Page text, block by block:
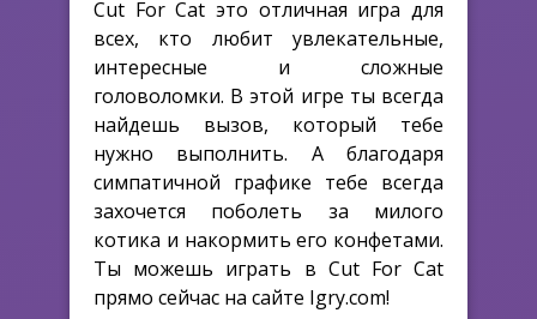
Cut For Cat это отличная игра для
всех, кто любит увлекательные,
интересные и сложные
головоломки. В этой игре ты всегда
найдешь вызов, который тебе
нужно выполнить. А благодаря
симпатичной графике тебе всегда
захочется поболеть за милого
котика и накормить его конфетами.
Ты можешь играть в Cut For Cat
прямо сейчас на сайте Igry.com!